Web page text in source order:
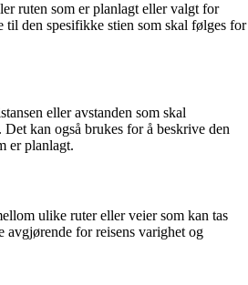
ruten som er planlagt eller valgt for
til den spesifikke stien som skal følges for
eller avstanden som skal
Det kan også brukes for å beskrive den
er planlagt.
ulike ruter eller veier som kan tas
avgjørende for reisens varighet og